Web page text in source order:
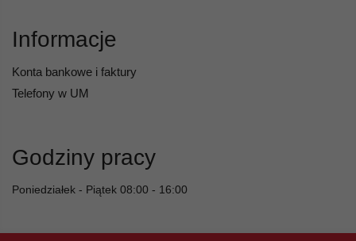
Informacje
Konta bankowe i faktury
Telefony w UM
Godziny pracy
Poniedziałek - Piątek 08:00 - 16:00